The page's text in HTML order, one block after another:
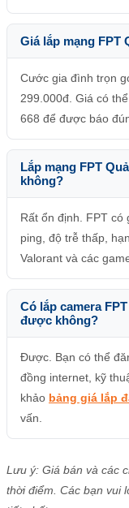
Giá lắp mạng FPT
Cước gia đình trọn
299.000đ. Giá có
668 để được báo
Lắp mạng FPT
không?
Rất ổn định. FPT có
ping, độ trễ thấp,
Valorant và các
Có lắp camera
được không?
Được. Bạn có thể
đồng internet, kỹ
khảo bảng giá lắp
vấn.
Lưu ý: Giá bán và các
thời điểm. Các bạn vui